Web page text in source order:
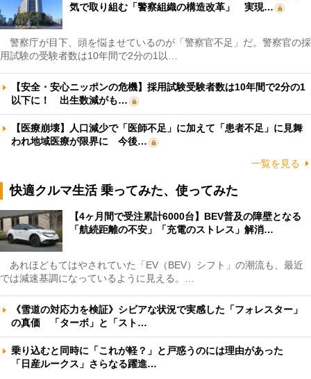
気で取り組む「警察組織の構造改革」 実現…
警察庁が目下、頭を悩ませているのが「警察官不足」だ。警察官の採
用試験の受験者数は10年間で2分の1以…
【安全・安心ニッポンの危機】採用試験受験者数は10年間で2分の1
以下に！ 出生数減がも…
【医療崩壊】人口減少で「医師不足」に加えて「患者不足」に見舞
われ地域医療が限界に 今後…
一覧を見る
快適クルマ生活 乗ってみた、使ってみた
【4ヶ月間で受注累計6000台】BEV普及の障壁となる
「航続距離の不安」「充電のストレス」解消…
あれほどもてはやされていた「EV（BEV）シフト」の潮流も、最近
では減速基調になっているように見える。…
《雪道の対応力を検証》シビアな状況で実感した「フォレスター」
の真価 「ターボ」と「スト…
乗り込むと同時に「これが軽？」と戸惑うのには理由があった
「日産ルークス」さらなる躍進…